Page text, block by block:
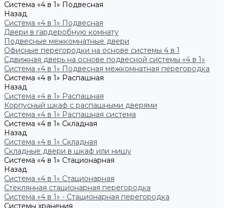
Система «4 в 1» Подвесная
Назад
Система «4 в 1» Подвесная
Двери в гардеробную комнату
Подвесные межкомнатные двери
Офисные перегородки на основе системы 4 в 1
Сдвижная дверь на основе подвесной системы «4 в 1»
Система «4 в 1» Подвесная межкомнатная перегородка
Система «4 в 1» Распашная
Назад
Система «4 в 1» Распашная
Корпусный шкаф с распашными дверями
Система «4 в 1» Распашная система
Система «4 в 1» Складная
Назад
Система «4 в 1» Складная
Складные двери в шкаф или нишу
Система «4 в 1» Стационарная
Назад
Система «4 в 1» Стационарная
Стеклянная стационарная перегородка
Система «4 в 1» - Стационарная перегородка
Системы хранения